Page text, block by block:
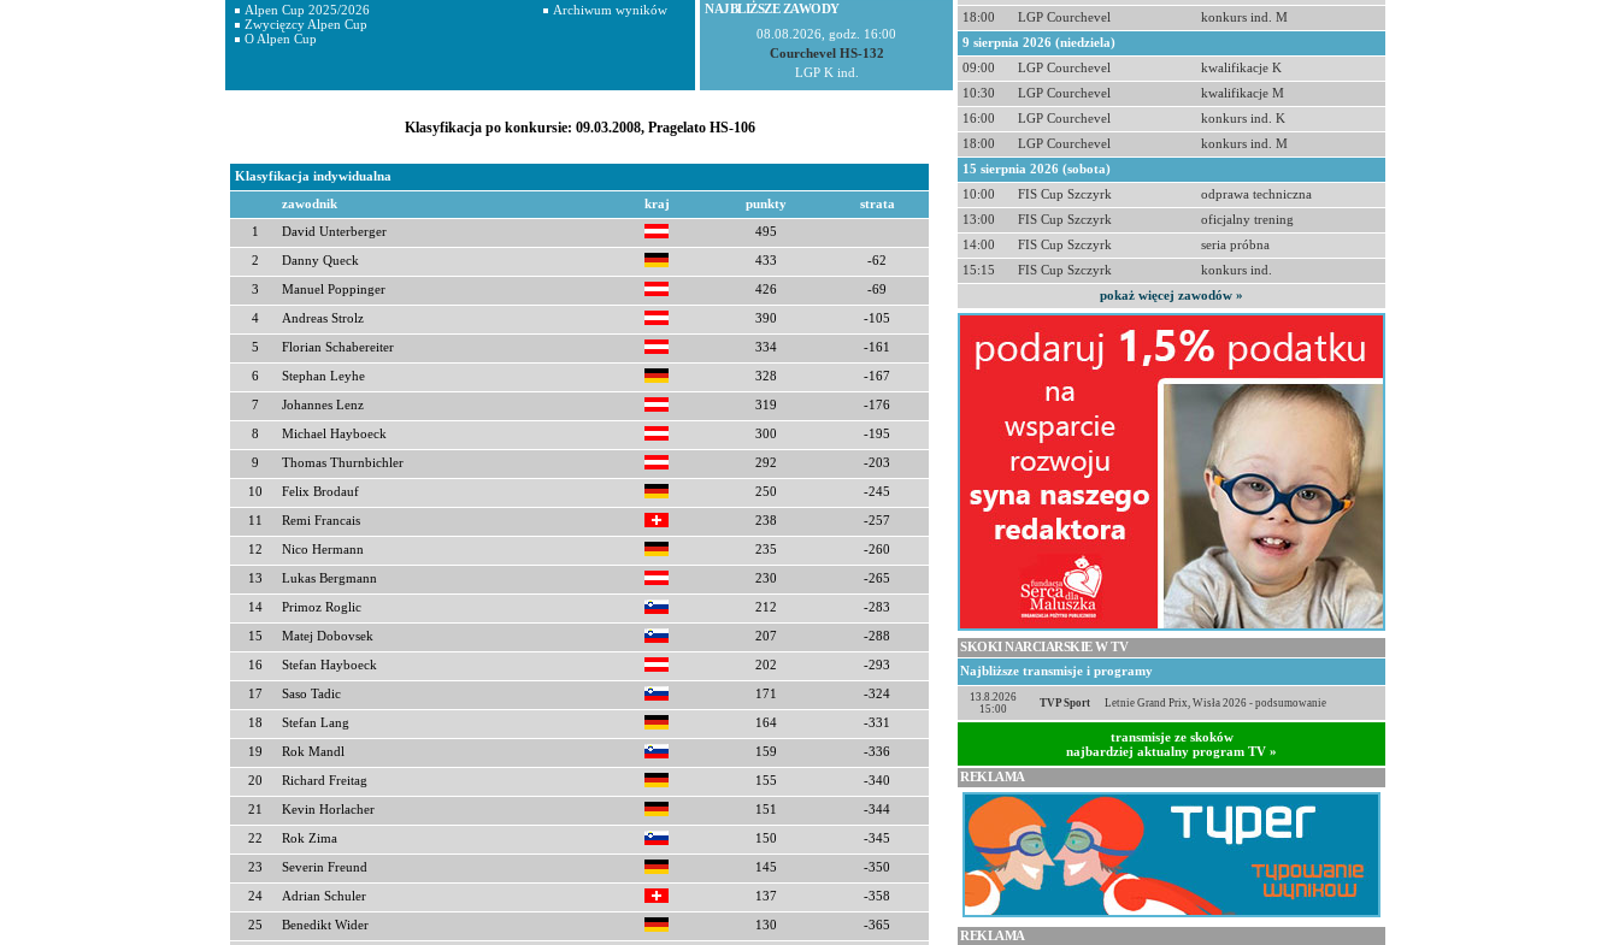
NAJBLIŻSZE ZAWODY
08.08.2026, godz. 16:00
Courchevel HS-132
LGP K ind.
Klasyfikacja po konkursie: 09.03.2008, Pragelato HS-106
Klasyfikacja indywidualna
zawodnik kraj punkty strata
1 David Unterberger 495
2 Danny Queck 433 -62
3 Manuel Poppinger 426 -69
4 Andreas Strolz 390 -105
5 Florian Schabereiter 334 -161
6 Stephan Leyhe 328 -167
7 Johannes Lenz 319 -176
8 Michael Hayboeck 300 -195
9 Thomas Thurnbichler 292 -203
10 Felix Brodauf 250 -245
11 Remi Francais 238 -257
12 Nico Hermann 235 -260
13 Lukas Bergmann 230 -265
14 Primoz Roglic 212 -283
15 Matej Dobovsek 207 -288
16 Stefan Hayboeck 202 -293
17 Saso Tadic 171 -324
18 Stefan Lang 164 -331
19 Rok Mandl 159 -336
20 Richard Freitag 155 -340
21 Kevin Horlacher 151 -344
22 Rok Zima 150 -345
23 Severin Freund 145 -350
24 Adrian Schuler 137 -358
25 Benedikt Wider 130 -365
Alpen Cup 2025/2026
Archiwum wyników
Zwycięzcy Alpen Cup
O Alpen Cup
18:00
LGP Courchevel
konkurs ind. M
9 sierpnia 2026 (niedziela)
09:00
LGP Courchevel
kwalifikacje K
10:30
LGP Courchevel
kwalifikacje M
16:00
LGP Courchevel
konkurs ind. K
18:00
LGP Courchevel
konkurs ind. M
15 sierpnia 2026 (sobota)
10:00
FIS Cup Szczyrk
odprawa techniczna
13:00
FIS Cup Szczyrk
oficjalny trening
14:00
FIS Cup Szczyrk
seria próbna
15:15
FIS Cup Szczyrk
konkurs ind.
pokaż więcej zawodów »
SKOKI NARCIARSKIE W TV
Najbliższe transmisje i programy
13.8.2026
15:00
TVP Sport Letnie Grand Prix, Wisła 2026 - podsumowanie
transmisje ze skoków
najbardziej aktualny program TV »
REKLAMA
REKLAMA